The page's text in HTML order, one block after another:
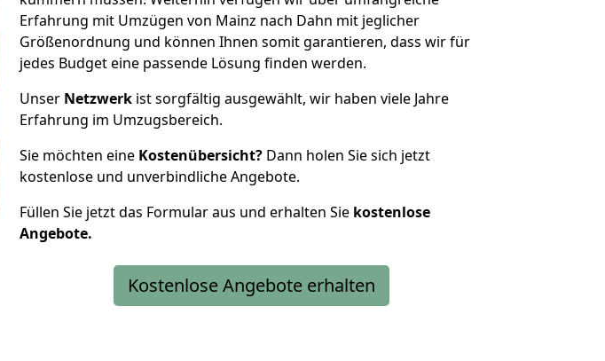
Erfahrung mit Umzügen von Mainz nach Dahn mit jeglicher
Größenordnung und können Ihnen somit garantieren, dass wir für
jedes Budget eine passende Lösung finden werden.
Unser Netzwerk ist sorgfältig ausgewählt, wir haben viele Jahre
Erfahrung im Umzugsbereich.
Sie möchten eine Kostenübersicht? Dann holen Sie sich jetzt
kostenlose und unverbindliche Angebote.
Füllen Sie jetzt das Formular aus und erhalten Sie kostenlose
Angebote.
Kostenlose Angebote erhalten